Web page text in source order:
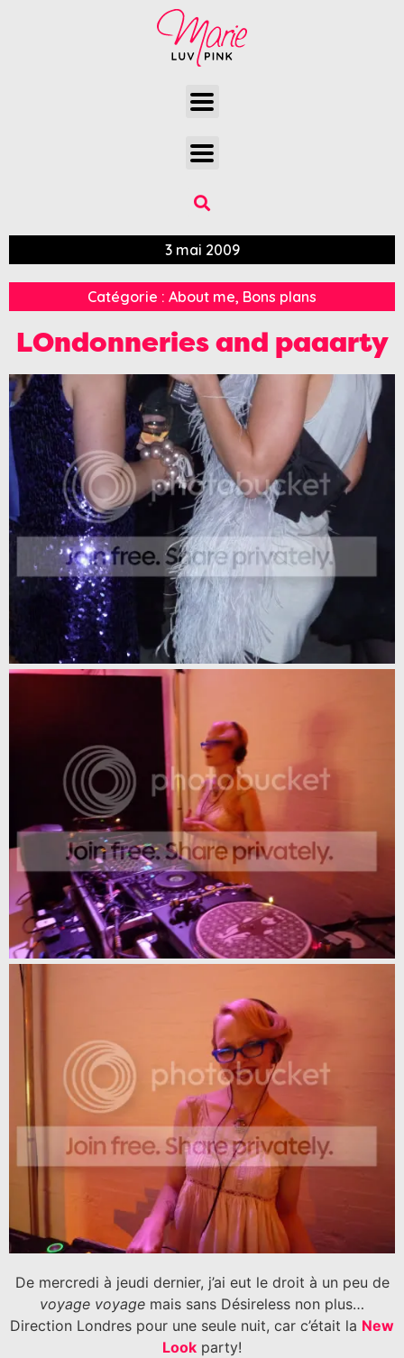
3 mai 2009
Catégorie : About me, Bons plans
LOndonneries and paaarty
De mercredi à jeudi dernier, j’ai eut le droit à un peu de
voyage voyage mais sans Désireless non plus…
Direction Londres pour une seule nuit, car c’était la New
Look party!